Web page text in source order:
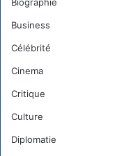
Business
Célébrité
Cinema
Critique
Culture
Diplomatie